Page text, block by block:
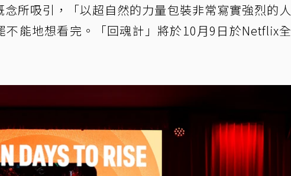
所吸引，「以超自然的力量包裝非常寫實強烈的人
不能地想看完。「回魂計」將於10月9日於Netflix全